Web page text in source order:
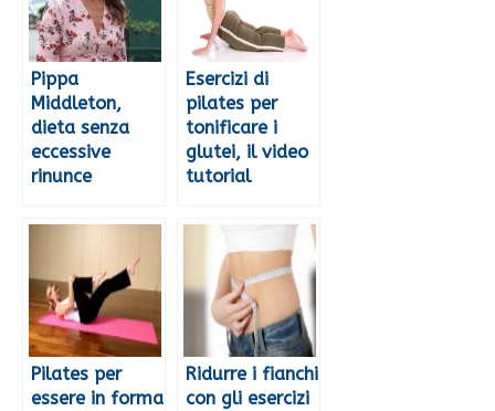
Pippa
Middleton,
dieta senza
eccessive
rinunce
Esercizi di
pilates per
tonificare i
glutei, il video
tutorial
Pilates per
essere in forma
Ridurre i fianchi
con gli esercizi